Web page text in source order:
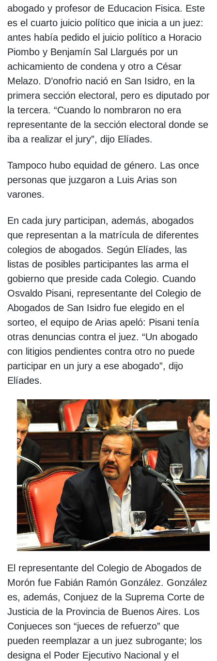
abogado y profesor de Educacion Fisica. Este
es el cuarto juicio político que inicia a un juez:
antes había pedido el juicio político a Horacio
Piombo y Benjamín Sal Llargués por un
achicamiento de condena y otro a César
Melazo. D’onofrio nació en San Isidro, en la
primera sección electoral, pero es diputado por
la tercera. “Cuando lo nombraron no era
representante de la sección electoral donde se
iba a realizar el jury”, dijo Elíades.
Tampoco hubo equidad de género. Las once
personas que juzgaron a Luis Arias son
varones.
En cada jury participan, además, abogados
que representan a la matrícula de diferentes
colegios de abogados. Según Elíades, las
listas de posibles participantes las arma el
gobierno que preside cada Colegio. Cuando
Osvaldo Pisani, representante del Colegio de
Abogados de San Isidro fue elegido en el
sorteo, el equipo de Arias apeló: Pisani tenía
otras denuncias contra el juez. “Un abogado
con litigios pendientes contra otro no puede
participar en un jury a ese abogado”, dijo
Elíades.
El representante del Colegio de Abogados de
Morón fue Fabián Ramón González. González
es, además, Conjuez de la Suprema Corte de
Justicia de la Provincia de Buenos Aires. Los
Conjueces son “jueces de refuerzo” que
pueden reemplazar a un juez subrogante; los
designa el Poder Ejecutivo Nacional y el